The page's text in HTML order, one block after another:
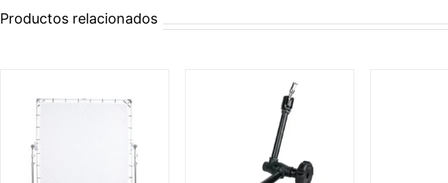
Productos relacionados
AÑADIR AL CARRITO AÑADIR AL CARRITO
DETALLES